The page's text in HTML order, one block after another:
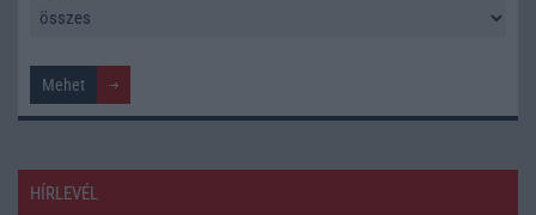
HÍRLEVÉL